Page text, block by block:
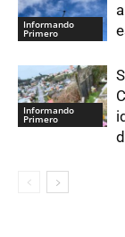
Informando
Primero
Informando
Primero